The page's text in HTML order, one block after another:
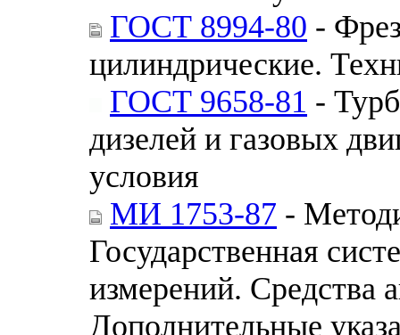
ГОСТ 8994-80 -
цилиндрические.
ГОСТ 9658-81 -
дизелей и газовых
условия
МИ 1753-87 -
Государственная
измерений. Средства
Дополнительные